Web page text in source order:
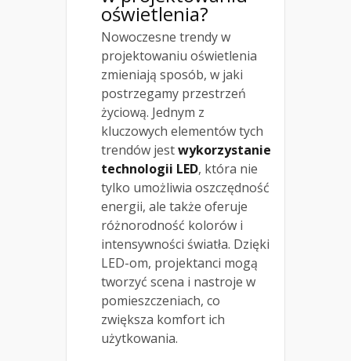
oświetlenia?
Nowoczesne trendy w
projektowaniu oświetlenia
zmieniają sposób, w jaki
postrzegamy przestrzeń
życiową. Jednym z
kluczowych elementów tych
trendów jestwykorzystanie
technologii LED, która nie
tylko umożliwia oszczędność
energii, ale także oferuje
różnorodność kolorów i
intensywności światła. Dzięki
LED-om, projektanci mogą
tworzyć scena i nastroje w
pomieszczeniach, co
zwiększa komfort ich
użytkowania.